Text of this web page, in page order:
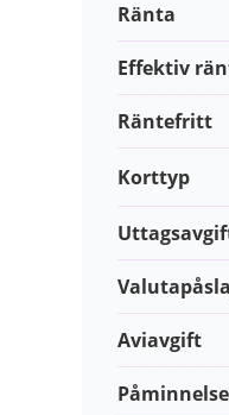
Ränta
Effektiv
Räntefritt
Korttyp
Aviavgift